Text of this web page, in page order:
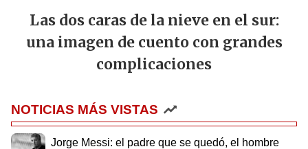
Las dos caras de la nieve en el sur:
una imagen de cuento con grandes
complicaciones
NOTICIAS MÁS VISTAS
Jorge Messi: el padre que se quedó, el hombre